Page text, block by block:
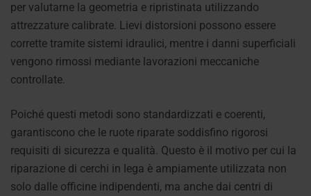
per valutarne la geometria e ripristinata utilizzando
attrezzature calibrate. Lievi distorsioni possono essere
corrette tramite sistemi idraulici, mentre i danni superficiali
vengono rimossi mediante lavorazioni meccaniche
controllate.
Poiché questi metodi sono standardizzati e coerenti,
garantiscono che le ruote riparate soddisfino rigorosi
requisiti di sicurezza e qualità. Questo è il motivo per cui la
riparazione di cerchi in lega è ampiamente utilizzata non
solo dalle officine indipendenti, ma anche dai centri di